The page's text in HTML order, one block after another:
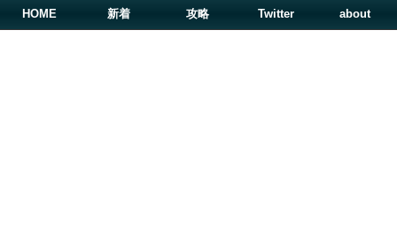
HOME 新着 攻略 Twitter about